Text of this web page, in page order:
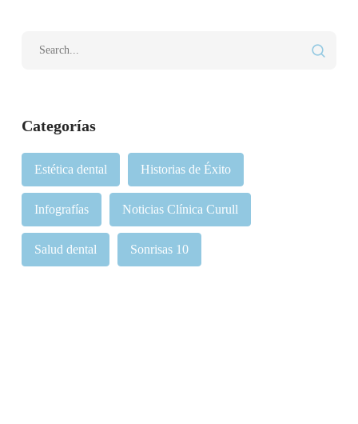
Categorías
Estética dental Historias de Éxito
Infografías Noticias Clínica Curull
Salud dental Sonrisas 10